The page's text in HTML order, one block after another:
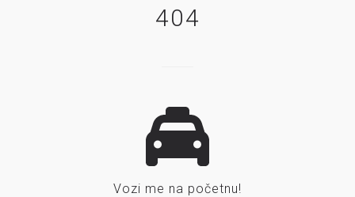
404
Vozi me na početnu!